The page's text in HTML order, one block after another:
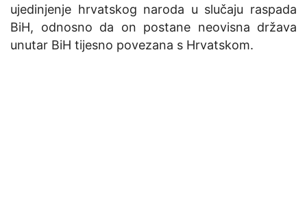
ujedinjenje hrvatskog naroda u slučaju raspada
BiH, odnosno da on postane neovisna država
unutar BiH tijesno povezana s Hrvatskom.